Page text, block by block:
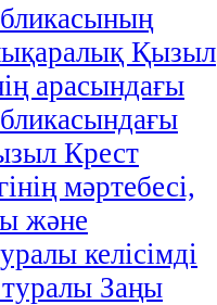
Қызыл
арасындағы
Крест
мәртебесі,
және
келісімді
Заңы